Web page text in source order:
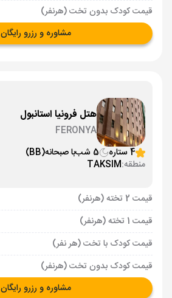
قیمت کودک بدون تخت (هرنفر)
مشاوره و رزرو رایگان
هتل فرونیا استانبول
FERONYA
4 ستاره
5 شب با صبحانه(BB)
منطقه:TAKSIM
قیمت 2 تخته (هرنفر)
قیمت 1 تخته (هرنفر)
قیمت کودک با تخت (هر نفر)
قیمت کودک بدون تخت (هرنفر)
مشاوره و رزرو رایگان